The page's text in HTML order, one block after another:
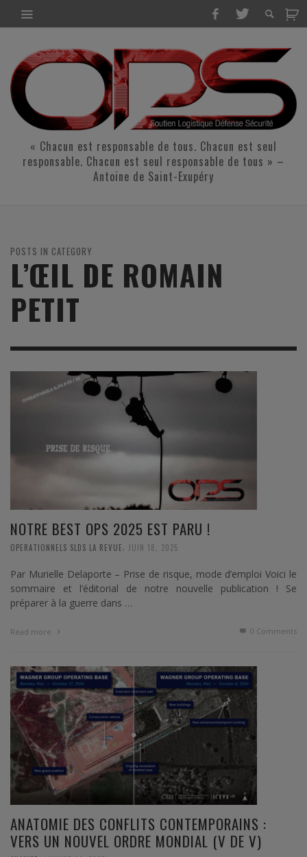
« Chacun est responsable de tous. Chacun est seul
responsable. Chacun est seul responsable de tous » –
Antoine de Saint-Exupéry
POSTS IN CATEGORY
L’ŒIL DE ROMAIN
PETIT
NOTRE BEST OPS 2025 EST PARU !
OPERATIONNELS SLDS LA REVUE JUIN 18, 2025
Par Murielle Delaporte – Prise de risque, mode d’emploi Voici le
sommaire et l’éditorial de notre nouvelle publication ! Se
préparer à la guerre dans …
Read more 0 Comments
ANATOMIE DES CONFLITS CONTEMPORAINS :
VERS UN NOUVEL ORDRE MONDIAL (V DE V)